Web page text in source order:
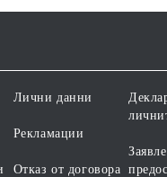
Лични данни
Рекламации
Отказ от договора